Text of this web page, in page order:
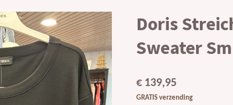
Doris
Sweater
€ 139,95
GRATIS verzending